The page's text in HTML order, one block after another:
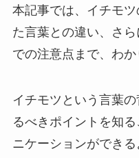
本記事では、イチモ
た言葉との違い、さ
での注意点まで、わか
イチモツという言葉
るべきポイントを知
ニケーションができる